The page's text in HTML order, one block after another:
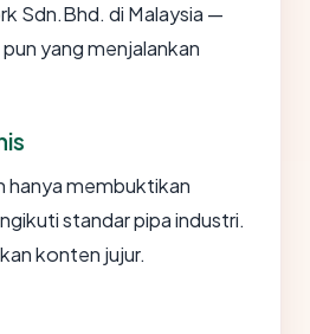
Sdn.Bhd. di Malaysia —
yang menjalankan
hanya membuktikan
standar pipa industri.
konten jujur.